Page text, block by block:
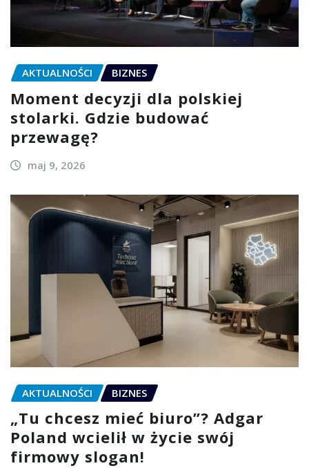
AKTUALNOŚCI BIZNES
Moment decyzji dla polskiej
stolarki. Gdzie budować
przewagę?
maj 9, 2026
AKTUALNOŚCI BIZNES
„Tu chcesz mieć biuro”? Adgar
Poland wcielił w życie swój
firmowy slogan!